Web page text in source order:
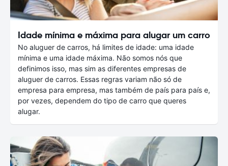
Idade mínima e máxima para alugar um carro
No aluguer de carros, há limites de idade: uma idade
mínima e uma idade máxima. Não somos nós que
definimos isso, mas sim as diferentes empresas de
aluguer de carros. Essas regras variam não só de
empresa para empresa, mas também de país para país e,
por vezes, dependem do tipo de carro que queres
alugar.